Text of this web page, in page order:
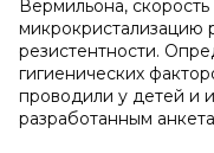
Вермильона,
микрокристализацию
резистентности.
гигиенических
проводили у детей и
разработанным